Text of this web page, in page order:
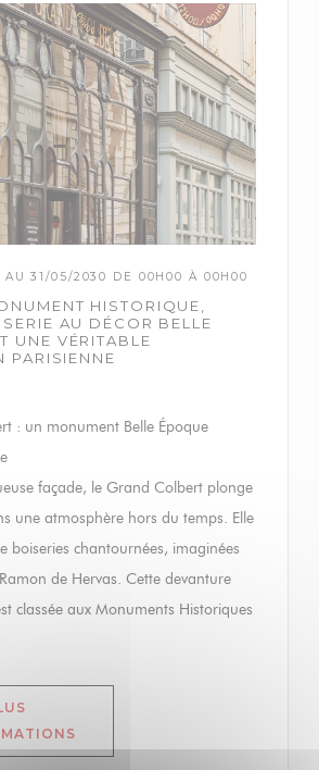
AU 31/05/2030 DE 00H00 À 00H00
HISTORIQUE,
AU DÉCOR BELLE
UNE VÉRITABLE
PARISIENNE
: un monument Belle Époque
façade, le Grand Colbert plonge
une atmosphère hors du temps. Elle
boiseries chantournées, imaginées
de Hervas. Cette devanture
classée aux Monuments Historiques
((OUVRE UNE NOUVELLE